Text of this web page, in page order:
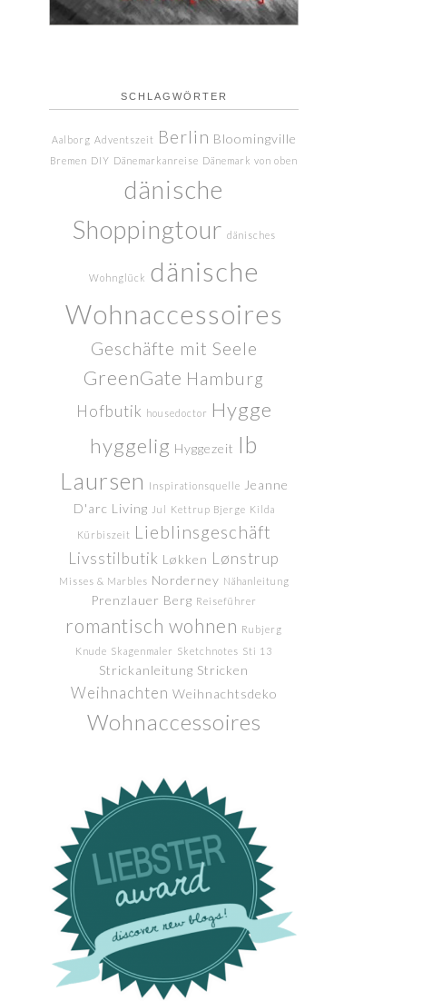
SCHLAGWÖRTER
Aalborg Adventszeit Berlin Bloomingville
Bremen DIY Dänemarkanreise Dänemark von oben
dänische
Shoppingtour dänisches
Wohnglück dänische
Wohnaccessoires
Geschäfte mit Seele
GreenGate Hamburg
Hofbutik housedoctor
Hygge
hyggelig Hyggezeit Ib
Laursen
Inspirationsquelle
Jeanne
D'arc Living
Jul Kettrup Bjerge Kilda
Kürbiszeit Lieblinsgeschäft
Livsstilbutik Løkken Lønstrup
Misses & Marbles Norderney Nähanleitung
Prenzlauer Berg Reiseführer
romantisch wohnen Rubjerg
Knude Skagenmaler Sketchnotes Sti 13
Strickanleitung Stricken
Weihnachten Weihnachtsdeko
Wohnaccessoires